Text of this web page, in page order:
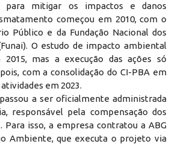
para mitigar os impactos e danos
começou em 2010, com o
Público e da Fundação Nacional dos
O estudo de impacto ambiental
mas a execução das ações só
com a consolidação do CI-PBA em
em 2023.
passou a ser oficialmente administrada
responsável pela compensação dos
Para isso, a empresa contratou a ABG
Ambiente, que executa o projeto via